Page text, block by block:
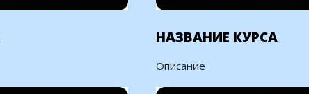
НАЗВАНИЕ КУРСА
Описание